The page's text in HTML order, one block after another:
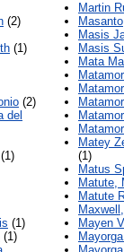
(2)
(1)
(2)
del
(1)
(1)
(1)
Martin
Masis
Masis
Mata
Matey
(1)
Matus
Matute,
Matute
Mayen